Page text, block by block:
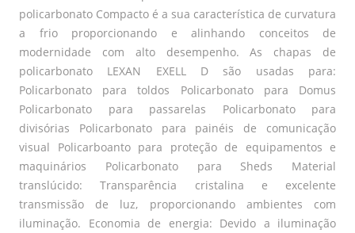
policarbonato Compacto é a sua característica de curvatura
a frio proporcionando e alinhando conceitos de
modernidade com alto desempenho. As chapas de
policarbonato LEXAN EXELL D são usadas para:
Policarbonato para toldos Policarbonato para Domus
Policarbonato para passarelas Policarbonato para
divisórias Policarbonato para painéis de comunicação
visual Policarboanto para proteção de equipamentos e
maquinários Policarbonato para Sheds Material
translúcido: Transparência cristalina e excelente
transmissão de luz, proporcionando ambientes com
iluminação. Economia de energia: Devido a iluminação